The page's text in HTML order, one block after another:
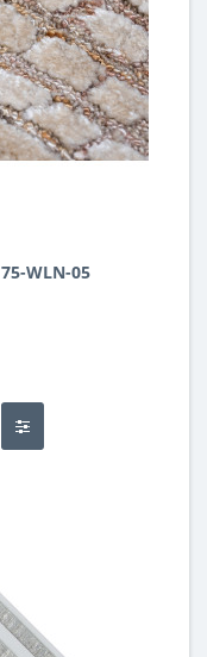
WLN-05